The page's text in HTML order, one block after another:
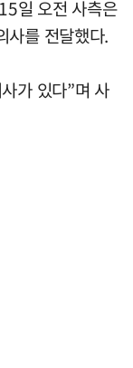
일 오전 사측은
사를 전달했다.
가 있다”며 사